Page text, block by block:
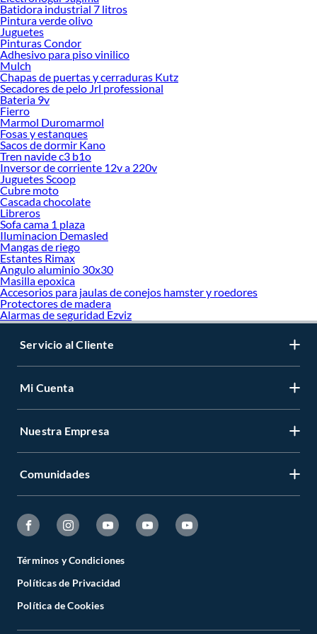
Encuentra todo lo necesario para tus proyectos de renovación y decoración.
¡Visítanos y haz tus ideas realidad!
Batidora industrial 7 litros
Pintura verde olivo
Juguetes
Pinturas Condor
Adhesivo para piso vinilico
Mulch
Chapas de puertas y cerraduras Kutz
Secadores de pelo Jrl professional
Bateria 9v
Fierro
Marmol Duromarmol
Fosas y estanques
Sacos de dormir Kano
Tren navide c3 b1o
Inversor de corriente 12v a 220v
Juguetes Scoop
Cubre moto
Cascada chocolate
Libreros
Sofa cama 1 plaza
Iluminacion Demasled
Mangas de riego
Estantes Rimax
Angulo aluminio 30x30
Masilla epoxica
Accesorios para jaulas de conejos hamster y roedores
Protectores de madera
Alarmas de seguridad Ezviz
Servicio al Cliente
Mi Cuenta
Nuestra Empresa
Comunidades
Términos y Condiciones
Políticas de Privacidad
Política de Cookies